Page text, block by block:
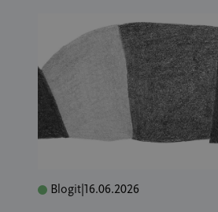
Blogit 16.06.2026